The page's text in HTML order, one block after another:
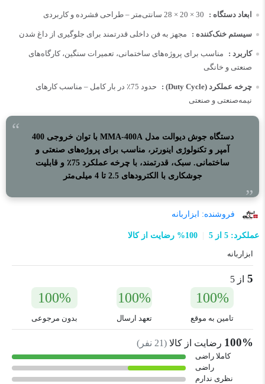
ابعاد دستگاه : 30 × 20 × 28 سانتی‌متر – طراحی فشرده و کاربردی
سیستم خنک‌کننده : مجهز به فن داخلی قدرتمند برای جلوگیری از داغ شدن
کاربرد :
مناسب برای پروژه‌های ساختمانی، تعمیرات سنگین، کارگاه‌های
صنعتی و خانگی
چرخه عملکرد (Duty Cycle) :
حدود 75٪ در بار کامل – مناسب کارهای
نیمه‌صنعتی و صنعتی
دستگاه جوش دیوالت مدل MMA-400A با توان خروجی 400
آمپر و تکنولوژی اینورتر، مناسب برای پروژه‌های صنعتی و
ساختمانی. سبک، قدرتمند، با چرخه عملکرد 75٪ و قابلیت
جوشکاری با الکترودهای 2.5 تا 4 میلی‌متر
فروشنده: ابزاربانه
عملکرد: 5 از 5 100% رضایت از کالا
ابزاربانه
5 از 5
100%
تامین به موقع
100%
تعهد ارسال
100%
بدون مرجوعی
100% رضایت از کالا (
21 نفر)
کاملا راضی
راضی
نظری ندارم